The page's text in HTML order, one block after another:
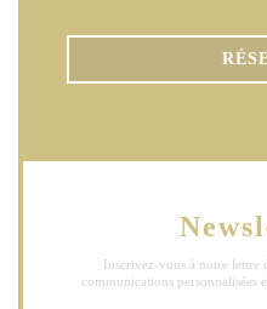
Inscrivez-vous à notre
communications personnalisées